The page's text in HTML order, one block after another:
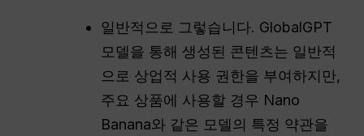
일반적으로 그렇습니다. GlobalGPT
모델을 통해 생성된 콘텐츠는 일반적
으로 상업적 사용 권한을 부여하지만,
주요 상품에 사용할 경우 Nano
Banana와 같은 모델의 특정 약관을